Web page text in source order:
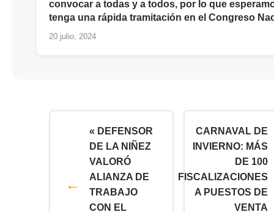
convocar a todas y a todos, por lo que
tenga una rápida tramitación en el Congreso
20 julio, 2024
« DEFENSOR
DE LA NIÑEZ
VALORÓ
ALIANZA DE
TRABAJO
CON EL
CARNAVAL DE
INVIERNO: MÁS
DE 100
FISCALIZACIONES
A PUESTOS DE
VENTA